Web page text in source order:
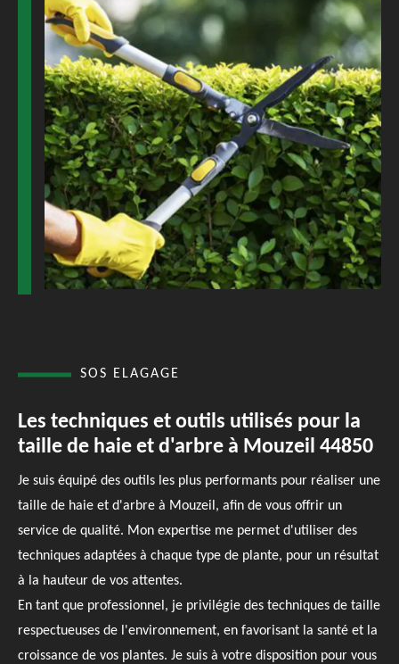
SOS ELAGAGE
Les techniques et outils utilisés pour la
taille de haie et d'arbre à Mouzeil 44850
Je suis équipé des outils les plus performants pour réaliser une
taille de haie et d'arbre à Mouzeil, afin de vous offrir un
service de qualité. Mon expertise me permet d'utiliser des
techniques adaptées à chaque type de plante, pour un résultat
à la hauteur de vos attentes.
En tant que professionnel, je privilégie des techniques de taille
respectueuses de l'environnement, en favorisant la santé et la
croissance de vos plantes. Je suis à votre disposition pour vous